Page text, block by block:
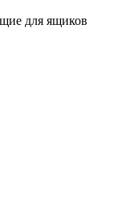
для ящиков